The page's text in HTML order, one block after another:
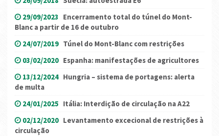
29/09/2023 Encerramento total do túnel do Mont-
Blanc a partir de 16 de outubro
24/07/2019 Túnel do Mont-Blanc com restrições
03/02/2020 Espanha: manifestações de agricultores
13/12/2024 Hungria – sistema de portagens: alerta
de multa
24/01/2025 Itália: Interdição de circulação na A22
02/12/2020 Levantamento excecional de restrições à
circulação